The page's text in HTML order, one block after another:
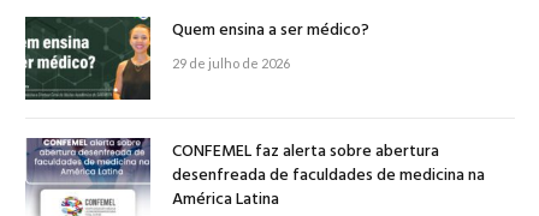
Quem ensina a ser médico?
29 de julho de 2026
CONFEMEL faz alerta sobre abertura
desenfreada de faculdades de medicina na
América Latina